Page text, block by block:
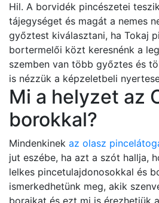
Hil. A borvidék pincészetei
tájegységet és magát a nemes
győztest kiválasztani, ha Tokaj
bortermelői közt keresnénk a
szemben van több győztes és
is nézzük a képzeletbeli
Mi a helyzet az
borokkal?
Mindenkinek az olasz
jut eszébe, ha azt a szót hallja,
lelkes pincetulajdonosokkal és
ismerkedhetünk meg, akik
boraikat és ezt mi is érezhetjük